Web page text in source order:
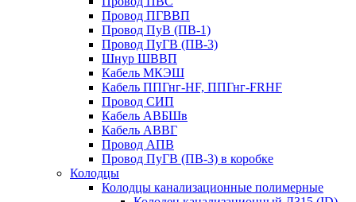
Провод ПГВВП
Провод ПуВ (ПВ-1)
Провод ПуГВ (ПВ-3)
Шнур ШВВП
Кабель МКЭШ
Кабель ППГнг-HF, ППГнг-FRHF
Провод СИП
Кабель АВБШв
Кабель АВВГ
Провод АПВ
Провод ПуГВ (ПВ-3) в коробке
Колодцы
Колодцы канализационные полимерные